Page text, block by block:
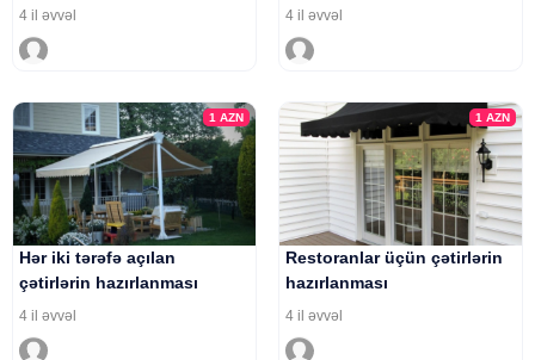
4 il əvvəl 4 il əvvəl
1AZN
Hər iki tərəfə açılan
çətirlərin hazırlanması
4 il əvvəl
1 AZN
Restoranlar üçün çətirlərin
hazırlanması
4 il əvvəl